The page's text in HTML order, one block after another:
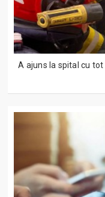
A ajuns la spital cu